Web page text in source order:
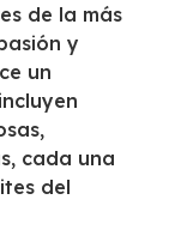
de la más
y
un
cada una
del